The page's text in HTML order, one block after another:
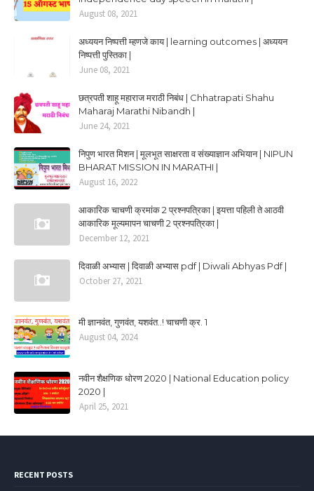
August 08, 2021
अध्ययन निष्पत्ती म्हणजे काय | learning outcomes | अध्ययन
निष्पत्ती पुस्तिका |
June 08, 2021
छत्रपती शाहू महाराज मराठी निबंध | Chhatrapati Shahu
Maharaj Marathi Nibandh |
June 24, 2021
निपुण भारत मिशन | मूलभूत साक्षरता व संख्याज्ञान अभियान | NIPUN
BHARAT MISSION IN MARATHI |
August 16, 2022
आकारिक चाचणी क्रमांक 2 प्रश्नपत्रिका | इयत्ता पहिली ते आठवी
आकारिक मूल्यमापन चाचणी 2 प्रश्नपत्रिका |
December 12, 2021
दिवाळी अभ्यास | दिवाळी अभ्यास pdf | Diwali Abhyas Pdf |
October 27, 2021
मी ज्ञानवंत, गुणवंत, यशवंत..! चाचणी क्र. 1
August 04, 2024
नवीन शैक्षणिक धोरण 2020 | National Education policy
2020 |
April 25, 2021
RECENT POSTS